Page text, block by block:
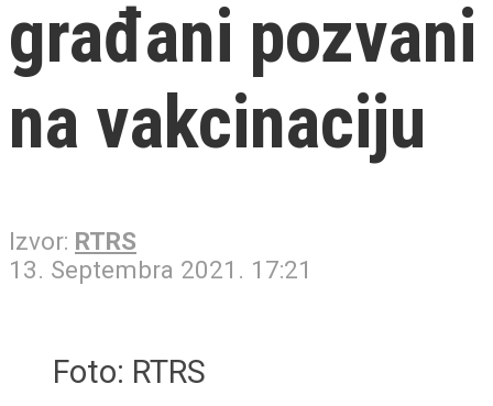
građani pozvani
na vakcinaciju
Izvor: RTRS
13. Septembra 2021. 17:21
Foto: RTRS